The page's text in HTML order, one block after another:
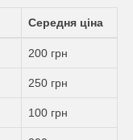
Середня ціна
200 грн
250 грн
100 грн